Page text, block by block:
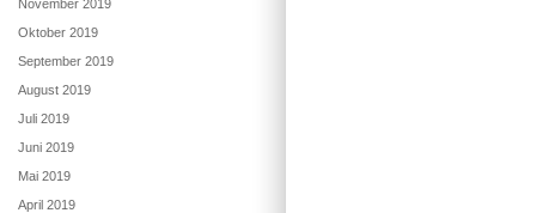
November 2019
Oktober 2019
September 2019
August 2019
Juli 2019
Juni 2019
Mai 2019
April 2019